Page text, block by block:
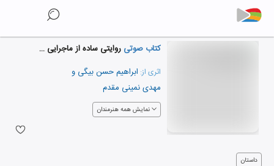
کتاب صوتی روایتی ساده از ماجرایی پیچیده
اثری از: ابراهیم حسن بیگی و
مهدی نمینی مقدم
نمایش همه هنرمندان
داستان